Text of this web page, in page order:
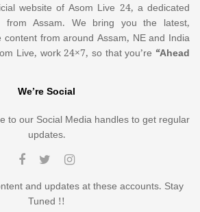
website of Asom Live 24, a dedicated
from Assam. We bring you the latest,
content from around Assam, NE and India
Live, work 24×7, so that you’re “Ahead
We’re Social
to our Social Media handles to get regular
updates.
and updates at these accounts. Stay
Tuned !!